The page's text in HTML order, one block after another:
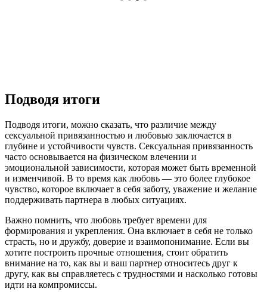
Подводя итоги
Подводя итоги, можно сказать, что различие между
сексуальной привязанностью и любовью заключается в
глубине и устойчивости чувств. Сексуальная привязанность
часто основывается на физическом влечении и
эмоциональной зависимости, которая может быть временной
и изменчивой. В то время как любовь — это более глубокое
чувство, которое включает в себя заботу, уважение и желание
поддерживать партнера в любых ситуациях.
Важно помнить, что любовь требует времени для
формирования и укрепления. Она включает в себя не только
страсть, но и дружбу, доверие и взаимопонимание. Если вы
хотите построить прочные отношения, стоит обратить
внимание на то, как вы и ваш партнер относитесь друг к
другу, как вы справляетесь с трудностями и насколько готовы
идти на компромиссы.